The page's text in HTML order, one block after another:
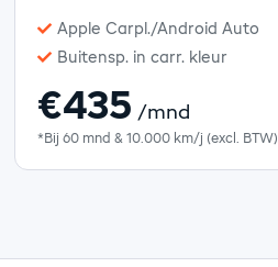
Apple Carpl./Android Auto
Buitensp. in carr. kleur
€435 /mnd
*Bij 60 mnd & 10.000 km/j (excl. BTW)